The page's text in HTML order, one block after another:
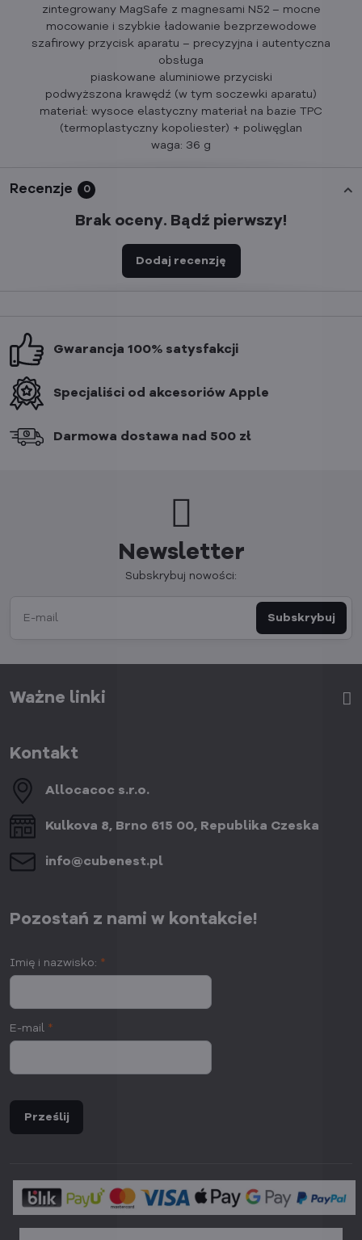
zintegrowany MagSafe z magnesami N52 – mocne
mocowanie i szybkie ładowanie bezprzewodowe
szafirowy przycisk aparatu – precyzyjna i autentyczna
obsługa
piaskowane aluminiowe przyciski
podwyższona krawędź (w tym soczewki aparatu)
materiał: wysoce elastyczny materiał na bazie TPC
(termoplastyczny kopoliester) + poliwęglan
waga: 36 g
Recenzje 0
Brak oceny. Bądź pierwszy!
Dodaj recenzję
Gwarancja 100% satysfakcji
Specjaliści od akcesoriów Apple
Darmowa dostawa nad 500 zł
Newsletter
Subskrybuj nowości:
Subskrybuj
Ważne linki
Kontakt
Allocacoc s​.r​.o​.
Kulkova 8, Brno 615 00, Republika Czeska
info​@cubenest​.pl
Pozostań z nami w kontakcie!
Imię i nazwisko: *
E-mail *
Prześlij